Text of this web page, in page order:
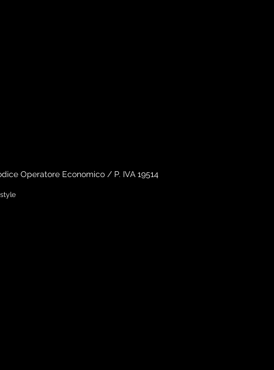
Operatore Economico / P. IVA 19514